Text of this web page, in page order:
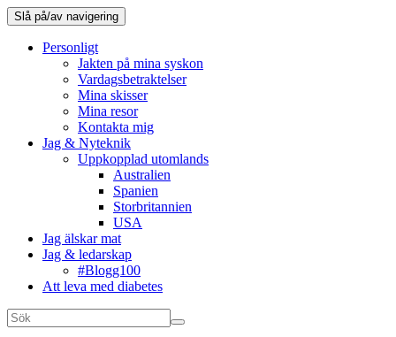
Slå på/av navigering
Personligt
Jakten på mina syskon
Vardagsbetraktelser
Mina skisser
Mina resor
Kontakta mig
Jag & Nyteknik
Uppkopplad utomlands
Australien
Spanien
Storbritannien
USA
Jag älskar mat
Jag & ledarskap
#Blogg100
Att leva med diabetes